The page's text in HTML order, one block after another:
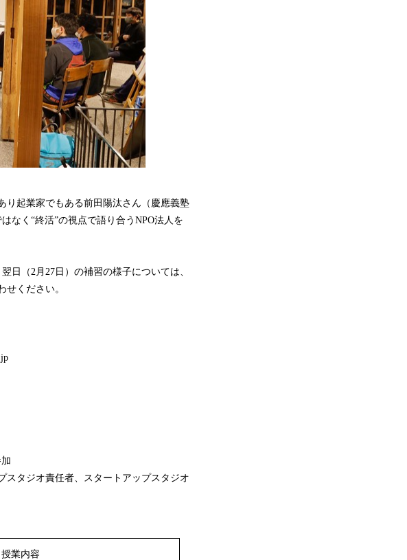
り起業家でもある前田陽汰さん（慶應義塾
なく“終活”の視点で語り合うNPO法人を
日（2月27日）の補習の様子については、
ください。
スタジオ責任者、スタートアップスタジオ
容